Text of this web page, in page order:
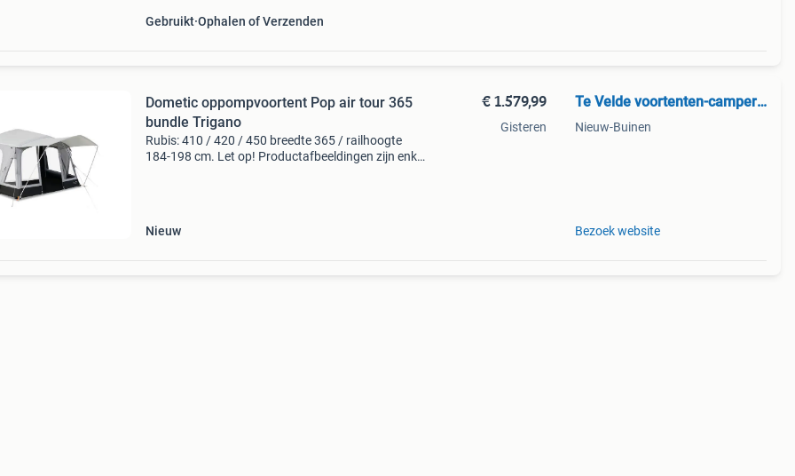
Gebruikt Ophalen of Verzenden
Dometic oppompvoortent Pop air tour 365
bundle Trigano
Rubis: 410 / 420 / 450 breedte 365 / railhoogte
184-198 cm. Let op! Productafbeeldingen zijn enkel
Nieuw
€ 1.579,99
Gisteren
Te Velde voortenten-campertent
Nieuw-Buinen
Bezoek website